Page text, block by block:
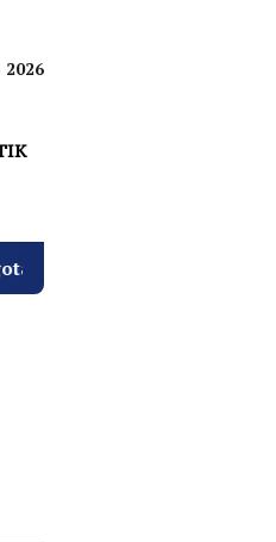
2026
Disidang Perdana,